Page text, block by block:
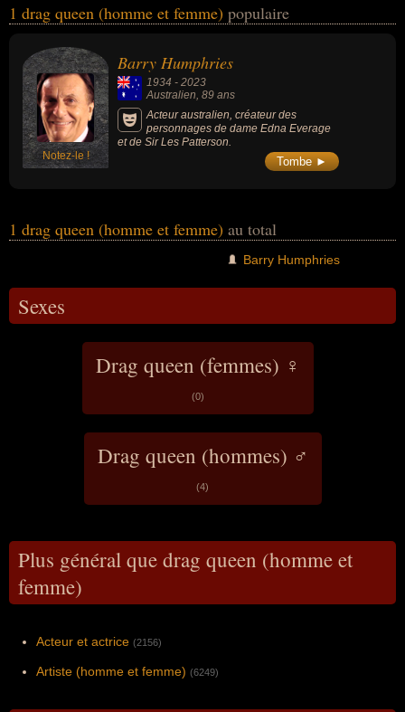
la peinture ou de la télévision. Ces célébrités peuvent également
comique, peintre ou scénariste. En ce qui concerne leurs
nationalités au moment de leurs morts, ils peuvent avoir été
australien par exemple.
1 drag queen (homme et femme) populaire
Notez-le !
Barry Humphries
1934 - 2023
Australien, 89 ans
Acteur australien, créateur des
personnages de dame Edna Everage
et de Sir Les Patterson.
Tombe ►
1 drag queen (homme et femme) au total
Barry Humphries
Sexes
Drag queen (femmes) ♀
(0)
Drag queen (hommes) ♂
(4)
Plus général que drag queen (homme et
femme)
Acteur et actrice (2156)
Artiste (homme et femme) (6249)